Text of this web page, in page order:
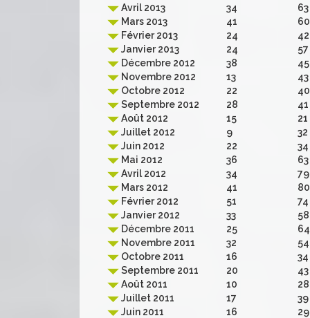
Avril 2013
34
63
Mars 2013
41
60
Février 2013
24
42
Janvier 2013
24
57
Décembre 2012
38
45
Novembre 2012
13
43
Octobre 2012
22
40
Septembre 2012
28
41
Août 2012
15
21
Juillet 2012
9
32
Juin 2012
22
34
Mai 2012
36
63
Avril 2012
34
79
Mars 2012
41
80
Février 2012
51
74
Janvier 2012
33
58
Décembre 2011
25
64
Novembre 2011
32
54
Octobre 2011
16
34
Septembre 2011
20
43
Août 2011
10
28
Juillet 2011
17
39
Juin 2011
16
29